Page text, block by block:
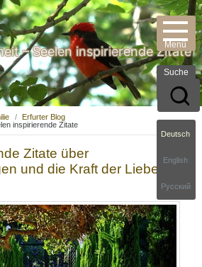
Suche
Deutsch
English
Русский
– Seelen inspirierende Zitate
Erfurter Blog
inspirierende Zitate
Zitate über
und die Kraft der Liebe und